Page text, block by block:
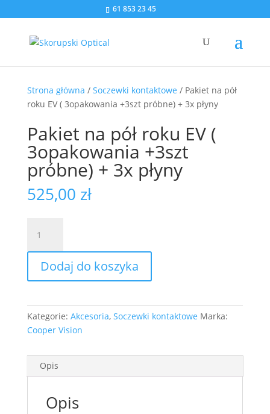
61 853 23 45
Strona główna / Soczewki kontaktowe / Pakiet na pół
roku EV ( 3opakowania +3szt próbne) + 3x płyny
Pakiet na pół roku EV (
3opakowania +3szt
próbne) + 3x płyny
525,00 zł
Pakiet
na
roku
(
3opakowania
+3szt
3x
Dodaj do koszyka
Kategorie: Akcesoria, Soczewki kontaktowe Marka:
Cooper Vision
Opis
Opis